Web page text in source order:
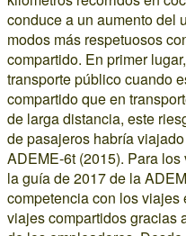
conduce a un aumento del
modos más respetuosos
compartido. En primer
transporte público cuando
compartido que en
de larga distancia, este
de pasajeros habría
ADEME-6t (2015). Para
la guía de 2017 de la
competencia con los viajes
viajes compartidos gracias